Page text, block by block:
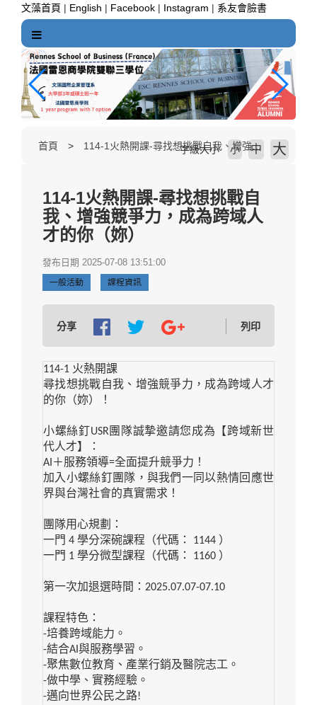
文藻首頁 | English | Facebook | Instagram | 系友會臉書
首頁 114-1火熱開課-尋找想挑戰自我、增強競爭力，成為跨域人才的你（妳）
字級大小 小 中 大
114-1火熱開課-尋找想挑戰自
我、增強競爭力，成為跨域人
才的你（妳）
發布日期 2025-07-08 13:51:00
一般活動 課程資訊
分享 列印
114-1 火熱開課
尋找想挑戰自我、增強競爭力，成為跨域人才
的你（妳）！
小螺絲釘 USR團隊誠摯邀請您成為【跨域新世
代人才】：
AI ＋服務領導=全面提升競爭力！
加入小螺絲釘團隊，與我們一同以熱情回應世
界與台灣社會的真實需求！
團隊用心規劃：
一門 4 學分深碗課程（代碼： 1144 ）
一門 1 學分微型課程（代碼： 1160 ）
第一次加退選時間： 2025.07.07-07.10
課程特色：
-培養跨域能力。
-結合AI 與服務學習。
-聚焦數位教育、產業行銷及醫院志工。
-做中學、實務經驗。
-邁向世界公民之路!